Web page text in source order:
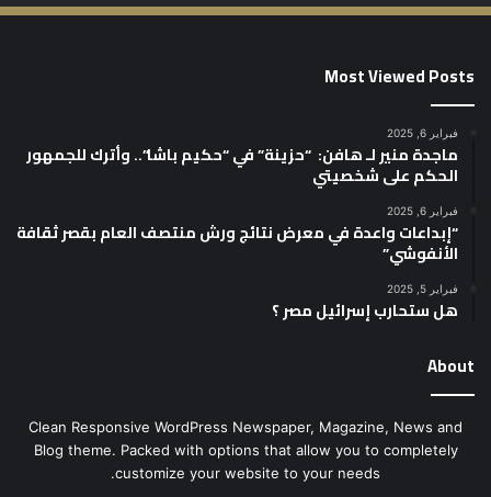
Most Viewed Posts
فبراير 6, 2025
ماجدة منير لـ هافن: “حزينة” في “حكيم باشا”.. وأترك للجمهور
الحكم على شخصيتي
فبراير 6, 2025
“إبداعات واعدة في معرض نتائج ورش منتصف العام بقصر ثقافة
الأنفوشي”
فبراير 5, 2025
هل ستحارب إسرائيل مصر ؟
About
Clean Responsive WordPress Newspaper, Magazine, News and
Blog theme. Packed with options that allow you to completely
customize your website to your needs.